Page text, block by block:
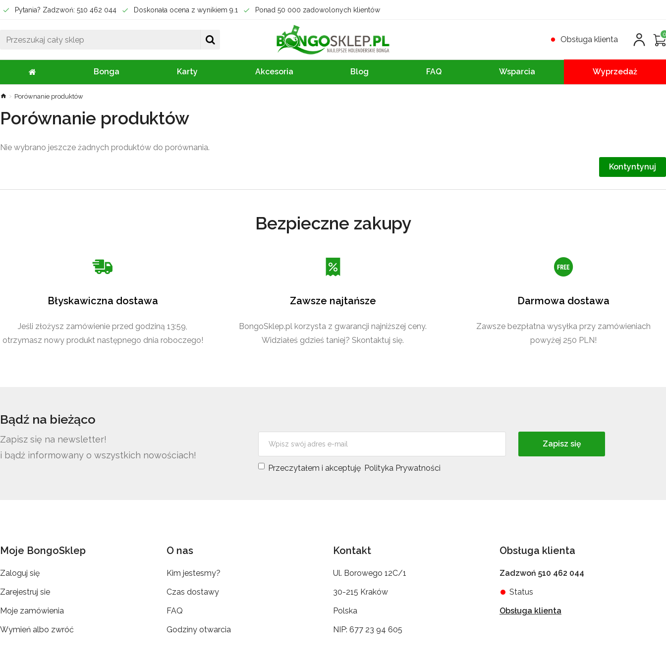
Pytania? Zadzwoń: 510 462 044 Doskonała ocena z wynikiem 9.1 Ponad 50 000 zadowolonych klientów
Obsługa klienta
Bonga Karty Akcesoria Blog FAQ Wsparcia Wyprzedaż
Porównanie produktów
Porównanie produktów
Nie wybrano jeszcze żadnych produktów do porównania.
Kontyntynuj
Bezpieczne zakupy
Błyskawiczna dostawa
Jeśli złożysz zamówienie przed godziną 13:59,
otrzymasz nowy produkt następnego dnia roboczego!
Zawsze najtańsze
BongoSklep.pl korzysta z gwarancji najniższej ceny.
Widziałeś gdzieś taniej? Skontaktuj się.
Darmowa dostawa
Zawsze bezpłatna wysyłka przy zamówieniach
powyżej 250 PLN!
Bądź na bieżąco
Zapisz się na newsletter!
i bądź informowany o wszystkich nowościach!
Zapisz się
Przeczytałem i akceptuję Polityka Prywatności
Moje BongoSklep
Zaloguj się
Zarejestruj sie
Moje zamówienia
Wymień albo zwróć
O nas
Kim jestesmy?
Czas dostawy
FAQ
Godziny otwarcia
Kontakt
Ul. Borowego 12C/1
30-215 Kraków
Polska
NIP: 677 23 94 605
Obsługa klienta
Zadzwoń 510 462 044
Status
Obsługa klienta